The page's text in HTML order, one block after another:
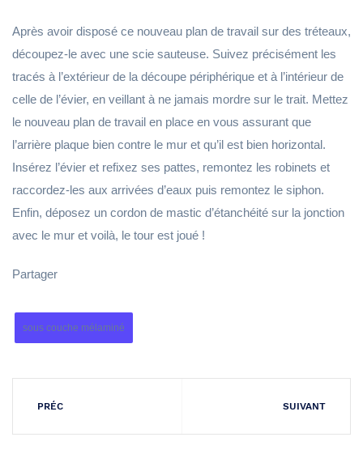
Après avoir disposé ce nouveau plan de travail sur des tréteaux,
découpez-le avec une scie sauteuse. Suivez précisément les
tracés à l’extérieur de la découpe périphérique et à l’intérieur de
celle de l’évier, en veillant à ne jamais mordre sur le trait. Mettez
le nouveau plan de travail en place en vous assurant que
l’arrière plaque bien contre le mur et qu’il est bien horizontal.
Insérez l’évier et refixez ses pattes, remontez les robinets et
raccordez-les aux arrivées d’eaux puis remontez le siphon.
Enfin, déposez un cordon de mastic d’étanchéité sur la jonction
avec le mur et voilà, le tour est joué !
Partager
sous couche mélaminé
PRÉC SUIVANT